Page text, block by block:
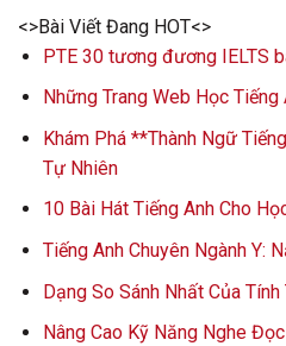
<>Bài Viết Đang HOT<>
PTE 30 tương đương IELTS
Những Trang Web Học
Khám Phá **Thành Ngữ
Tự Nhiên
10 Bài Hát Tiếng Anh Cho
Tiếng Anh Chuyên Ngành Y:
Dạng So Sánh Nhất Của
Nâng Cao Kỹ Năng Nghe